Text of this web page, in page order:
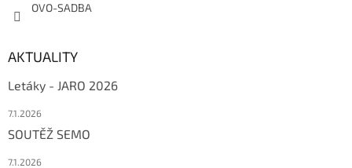
OVO-SADBA
AKTUALITY
Letáky - JARO 2026
7.1.2026
SOUTĚŽ SEMO
7.1.2026